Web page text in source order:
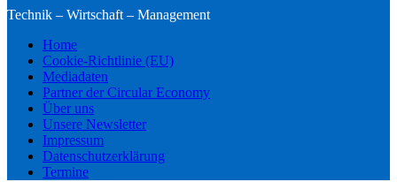
Technik – Wirtschaft – Management
Home
Cookie-Richtlinie (EU)
Mediadaten
Partner der Circular Economy
Über uns
Unsere Newsletter
Impressum
Datenschutzerklärung
Termine